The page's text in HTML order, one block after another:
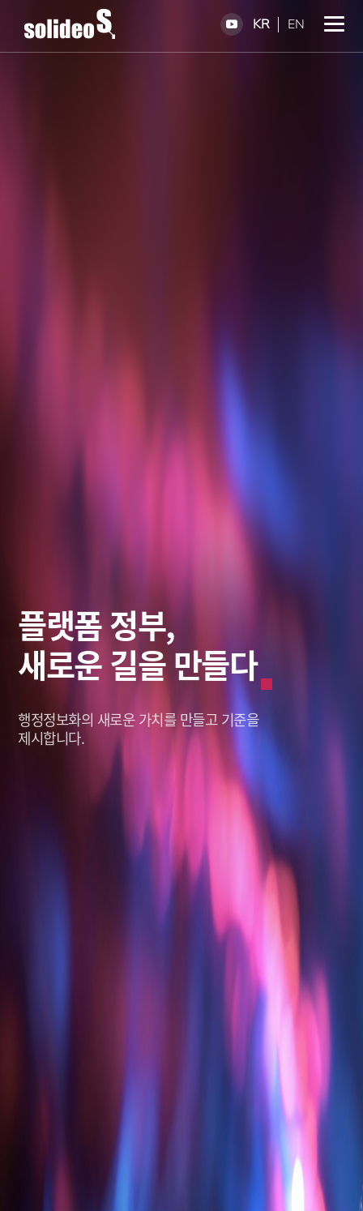
KR EN
스마트 솔루션,
미래를 바라보다
창조적인 미래,솔리데오가 열어갑니다.
데이터로
그리는 혁신적인 미래
나를 새롭게 세상을 이롭게,Solideo Data.
플랫폼 정부,
새로운 길을 만들다
행정정보화의 새로운 가치를만들고 기준을
제시합니다.
미래를 바라보다
창조적인 미래,솔리데오가 열어갑니다.
그리는 혁신적인 미래
나를 새롭게 세상을 이롭게,Solideo Data.